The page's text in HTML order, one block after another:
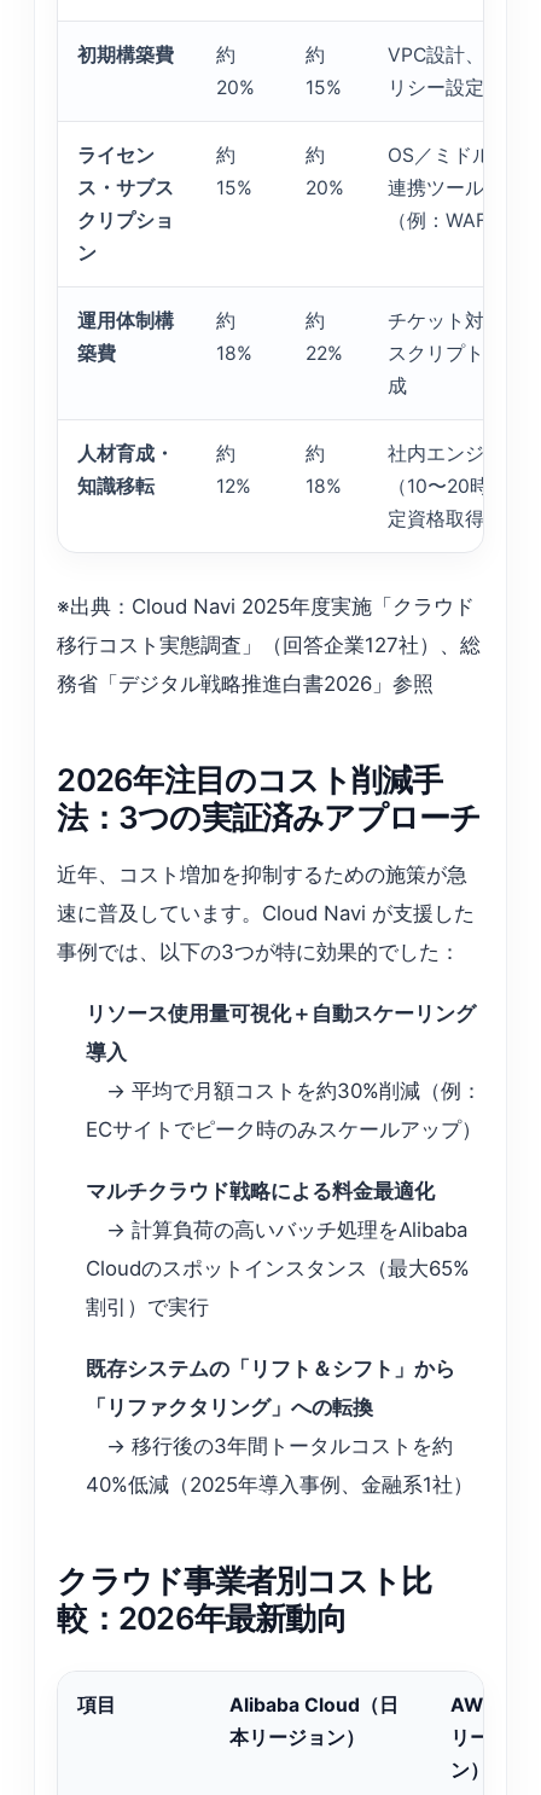
初期構築費
約
20%
約
15%
VPC設計、ネッ
リシー設定、監
ライセン
ス・サブス
クリプショ
ン
約
15%
約
20%
OS／ミドルウェ
連携ツール、セ
（例：WAF月額
運用体制構
築費
約
18%
約
22%
チケット対応体
スクリプト開発
成
人材育成・
知識移転
約
12%
約
18%
社内エンジニア
（10〜20時間
定資格取得支援
※出典：Cloud Navi 2025年度実施「クラウド
移行コスト実態調査」（回答企業127社）、総
務省「デジタル戦略推進白書2026」参照
2026年注目のコスト削減手
法：3つの実証済みアプローチ
近年、コスト増加を抑制するための施策が急
速に普及しています。Cloud Navi が支援した
事例では、以下の3つが特に効果的でした：
リソース使用量可視化＋自動スケーリング
導入
→ 平均で月額コストを約30%削減（例：
ECサイトでピーク時のみスケールアップ）
マルチクラウド戦略による料金最適化
→ 計算負荷の高いバッチ処理をAlibaba
Cloudのスポットインスタンス（最大65%
割引）で実行
既存システムの「リフト＆シフト」から
「リファクタリング」への転換
→ 移行後の3年間トータルコストを約
40%低減（2025年導入事例、金融系1社）
クラウド事業者別コスト比
較：2026年最新動向
項目
Alibaba Cloud（日
本リージョン）
AWS（東
リージョ
ン）